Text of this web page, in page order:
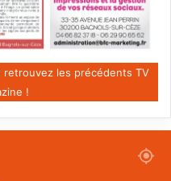
les précédents TV
!